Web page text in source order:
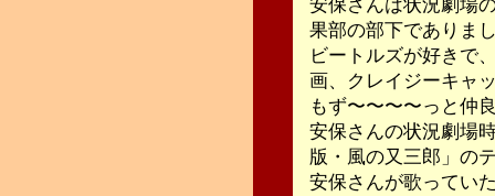
安保さんは状況劇場
果部の部下でありま
ビートルズが好きで
画、クレイジーキャ
もず〜〜〜〜っと仲
安保さんの状況劇場
版・風の又三郎」の
安保さんが歌ってい